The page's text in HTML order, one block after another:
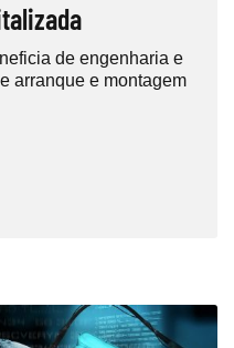
de engenharia e
arranque e montagem